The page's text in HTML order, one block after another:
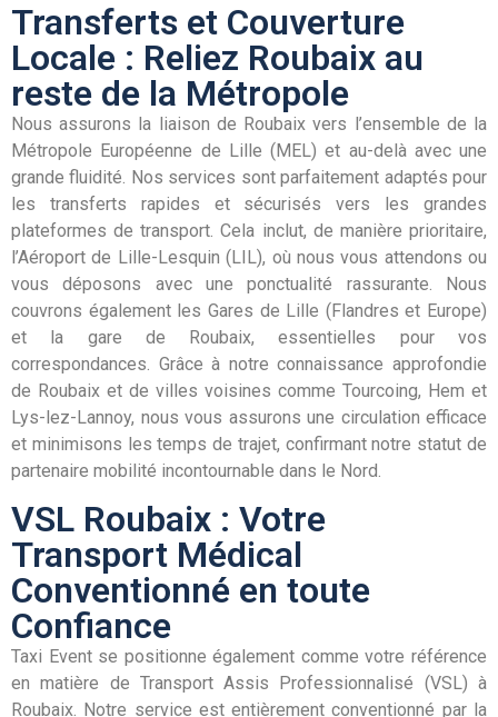
Transferts et Couverture
Locale : Reliez Roubaix au
reste de la Métropole
Nous assurons la liaison de Roubaix vers l’ensemble de la
Métropole Européenne de Lille (MEL) et au-delà avec une
grande fluidité. Nos services sont parfaitement adaptés pour
les transferts rapides et sécurisés vers les grandes
plateformes de transport. Cela inclut, de manière prioritaire,
l’Aéroport de Lille-Lesquin (LIL), où nous vous attendons ou
vous déposons avec une ponctualité rassurante. Nous
couvrons également les Gares de Lille (Flandres et Europe)
et la gare de Roubaix, essentielles pour vos
correspondances. Grâce à notre connaissance approfondie
de Roubaix et de villes voisines comme Tourcoing, Hem et
Lys-lez-Lannoy, nous vous assurons une circulation efficace
et minimisons les temps de trajet, confirmant notre statut de
partenaire mobilité incontournable dans le Nord.
VSL Roubaix : Votre
Transport Médical
Conventionné en toute
Confiance
Taxi Event se positionne également comme votre référence
en matière de Transport Assis Professionnalisé (VSL) à
Roubaix. Notre service est entièrement conventionné par la